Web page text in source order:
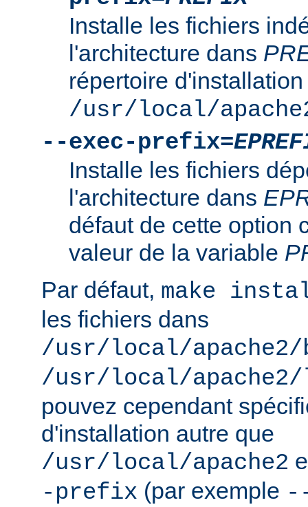
Installe les fichiers
l'architecture dans
répertoire
/usr/local/
--exec-prefix=
Installe les fichiers
l'architecture dans
défaut de cette option
valeur de la variable
Par défaut, make
les fichiers dans
/usr/local/
/usr/local/
pouvez cependant
d'installation autre que
/usr/local/apache2
-prefix (par exemple